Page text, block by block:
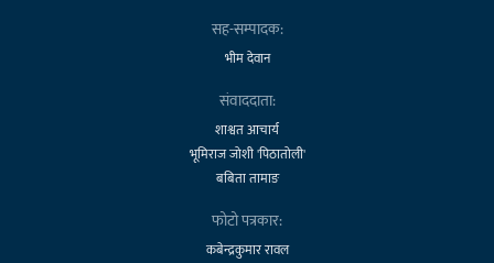
सह-सम्पादक:
भीम देवान
संवाददाता:
शाश्वत आचार्य
भूमिराज जोशी 'पिठातोली'
बबिता तामाङ
फोटो पत्रकार:
कबेन्द्रकुमार रावल